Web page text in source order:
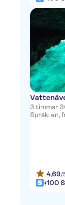
3 timmar
Språk: en,
4,69/
+100